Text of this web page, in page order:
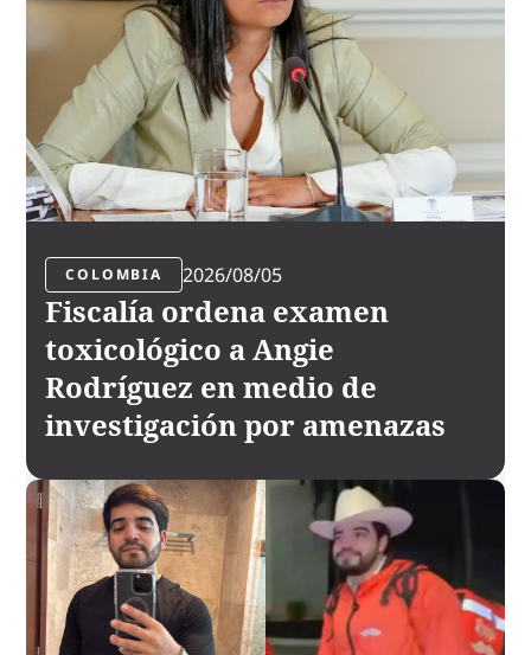
COLOMBIA 2026/08/05
Fiscalía ordena examen
toxicológico a Angie
Rodríguez en medio de
investigación por amenazas